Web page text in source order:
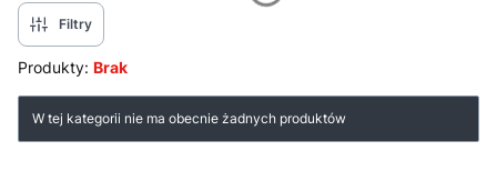
Filtry
Produkty: Brak
Lista produktów
W tej kategorii nie ma obecnie żadnych produktów